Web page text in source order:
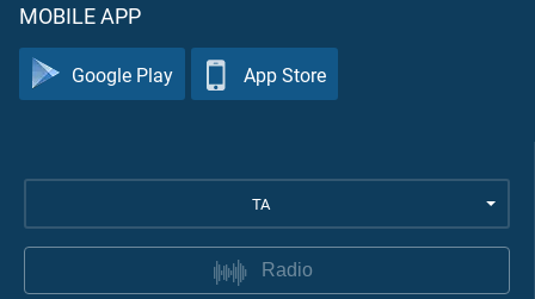
MOBILE APP
Google Play App Store
TA
Radio